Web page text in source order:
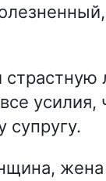
усилия,
супругу.
жена